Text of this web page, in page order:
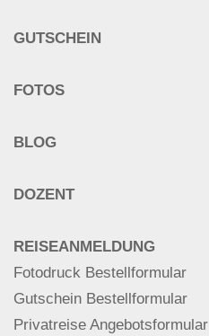
GUTSCHEIN
FOTOS
BLOG
DOZENT
REISEANMELDUNG
Fotodruck Bestellformular
Gutschein Bestellformular
Privatreise Angebotsformular